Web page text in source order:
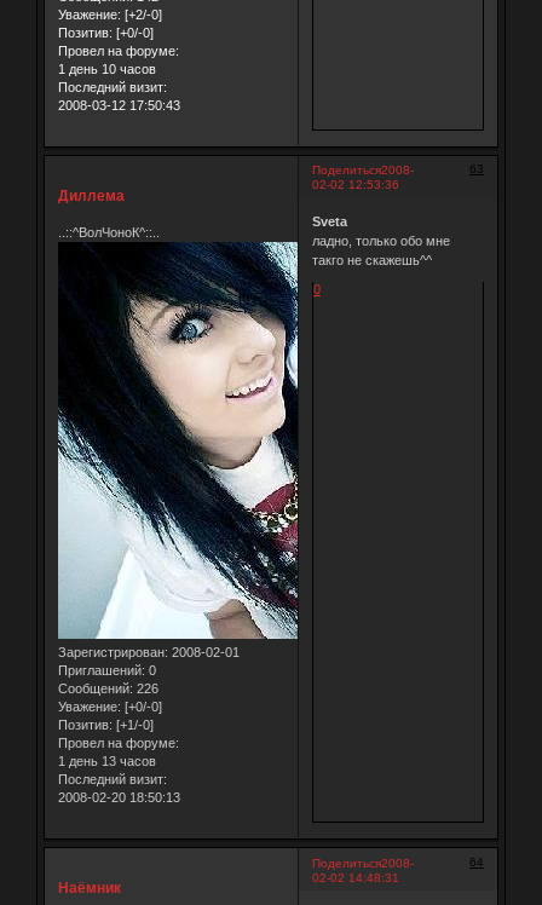
Уважение: [+2/-0]
Позитив: [+0/-0]
Провел на форуме:
1 день 10 часов
Последний визит:
2008-03-12 17:50:43
Поделиться 63
2008-
02-02 12:53:36
Диллема
..::^ВолЧоноК^::..
Зарегистрирован: 2008-02-01
Приглашений: 0
Сообщений: 226
Уважение: [+0/-0]
Позитив: [+1/-0]
Провел на форуме:
1 день 13 часов
Последний визит:
2008-02-20 18:50:13
Sveta
ладно, только обо мне
такго не скажешь^^
0
Поделиться 64
2008-
02-02 14:48:31
Наёмник